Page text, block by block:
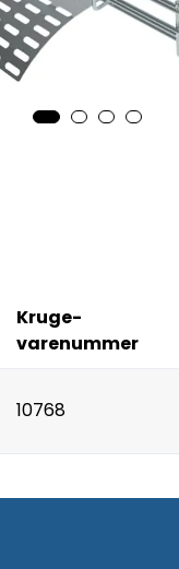
Kruge-
varenummer
10768